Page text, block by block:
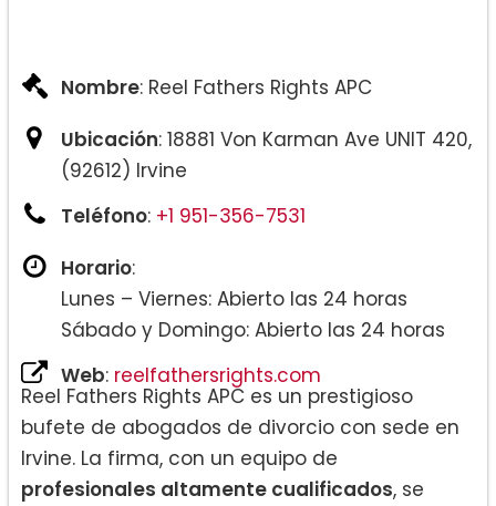
Nombre: Reel Fathers Rights APC
Ubicación: 18881 Von Karman Ave UNIT 420,
(92612) Irvine
Teléfono: +1 951-356-7531
Horario:
Lunes – Viernes: Abierto las 24 horas
Sábado y Domingo: Abierto las 24 horas
Web: reelfathersrights.com
Reel Fathers Rights APC es un prestigioso
bufete de abogados de divorcio con sede en
Irvine. La firma, con un equipo de
profesionales altamente cualificados, se